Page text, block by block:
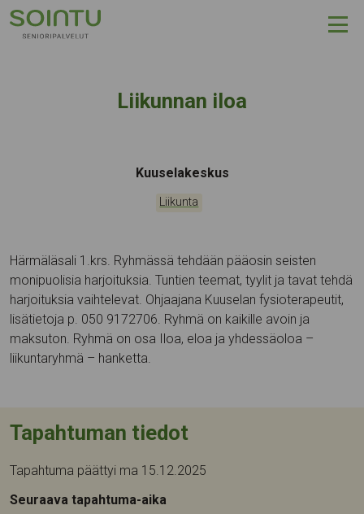
Hyppää sisältöön
Liikunnan iloa
Tapahtumapaikka:
Kuuselakeskus
Kategoriat:
Liikunta
Härmäläsali 1.krs. Ryhmässä tehdään pääosin seisten
monipuolisia harjoituksia. Tuntien teemat, tyylit ja tavat tehdä
harjoituksia vaihtelevat. Ohjaajana Kuuselan fysioterapeutit,
lisätietoja p. 050 9172706. Ryhmä on kaikille avoin ja
maksuton. Ryhmä on osa Iloa, eloa ja yhdessäoloa –
liikuntaryhmä – hanketta.
Tapahtuman tiedot
Tapahtuma päättyi ma 15.12.2025
Seuraava tapahtuma-aika